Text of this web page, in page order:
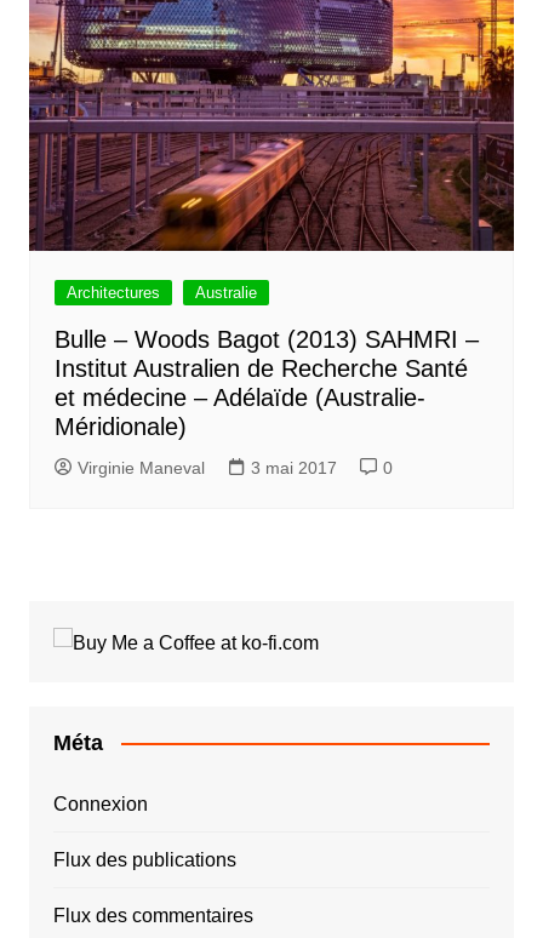
Architectures Australie
Bulle – Woods Bagot (2013) SAHMRI –
Institut Australien de Recherche Santé
et médecine – Adélaïde (Australie-
Méridionale)
Virginie Maneval 3 mai 2017 0
Méta
Connexion
Flux des publications
Flux des commentaires